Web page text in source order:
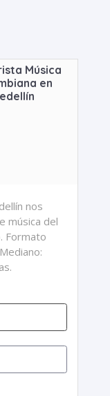
Música
en
nos
música del
Formato